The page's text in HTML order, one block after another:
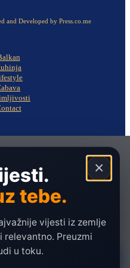
and Developed by Press.co.me
×
tebe.
vijesti iz zemlje
relevantno. Preuzmi
u toku.